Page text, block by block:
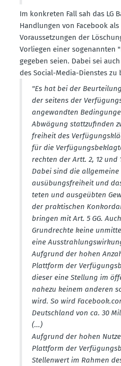
Im konkreten Fall sah das LG
Handlungen von Facebook
Voraus­set­zungen der
Vorliegen einer sogenannten
gegeben seien. Dabei sei
des Social-Media-Dienstes zu
"Es hat bei der
der seitens der
angewandten
Abwägung statt­zu­finden
freiheit des
für die
rechten der Artt. 2, 12 und
Dabei sind die
aus­übungs­freiheit und
teten und ausge­übten
der prakti­schen
bringen mit Art. 5 GG.
Grund­rechte keine
eine
Aufgrund der hohen
Plattform der
dieser eine Stellung im
nahezu keinem anderen
wird. So wird
Deutschland von ca. 30
(...)
Aufgrund der hohen
Plattform der
Stellenwert im Rahmen